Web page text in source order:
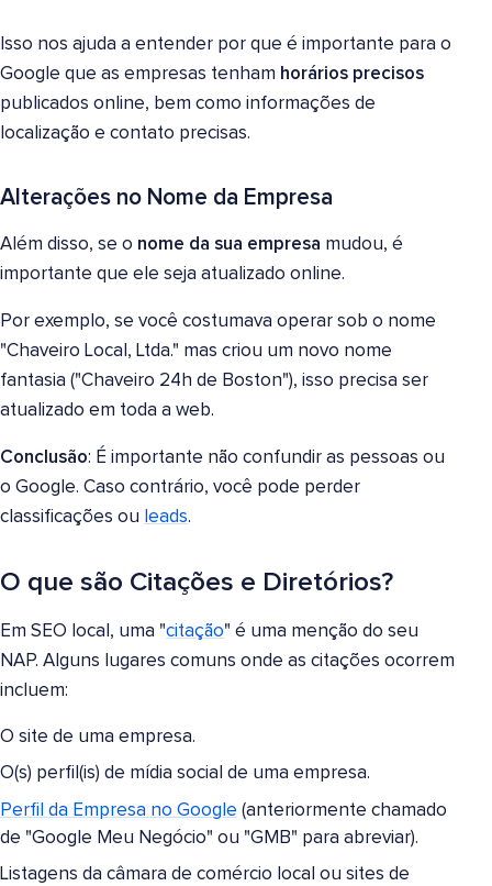
Isso nos ajuda a entender por que é importante para o
Google que as empresas tenham horários precisos
publicados online, bem como informações de
localização e contato precisas.
Alterações no Nome da Empresa
Além disso, se o nome da sua empresa mudou, é
importante que ele seja atualizado online.
Por exemplo, se você costumava operar sob o nome
"Chaveiro Local, Ltda." mas criou um novo nome
fantasia ("Chaveiro 24h de Boston"), isso precisa ser
atualizado em toda a web.
Conclusão: É importante não confundir as pessoas ou
o Google. Caso contrário, você pode perder
classificações ou leads.
O que são Citações e Diretórios?
Em SEO local, uma "citação" é uma menção do seu
NAP. Alguns lugares comuns onde as citações ocorrem
incluem:
O site de uma empresa.
O(s) perfil(is) de mídia social de uma empresa.
Perfil da Empresa no Google (anteriormente chamado
de "Google Meu Negócio" ou "GMB" para abreviar).
Listagens da câmara de comércio local ou sites de